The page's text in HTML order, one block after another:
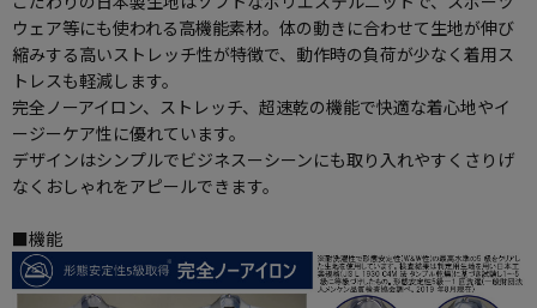
ウェア等にも使われる高機能素材。体の動きに合わせて生地が伸び
縮みする高いストレッチ性が特徴で、動作時の負荷が少なく着用ス
トレスも軽減します。
完全ノーアイロン、ストレッチ、超速乾の機能で快適な着心地やイ
ージーケア性に優れています。
デザインはシンプルでビジネスーシーンにも取り入れやすくさりげ
なくおしゃれをアピールできます。
■機能